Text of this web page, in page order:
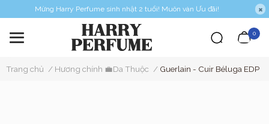
Mừng Harry Perfume sinh nhật 2 tuổi! Muôn vàn Ưu đãi!
0
Trang chủ / Hương chính 💼Da Thuộc / Guerlain - Cuir Béluga EDP